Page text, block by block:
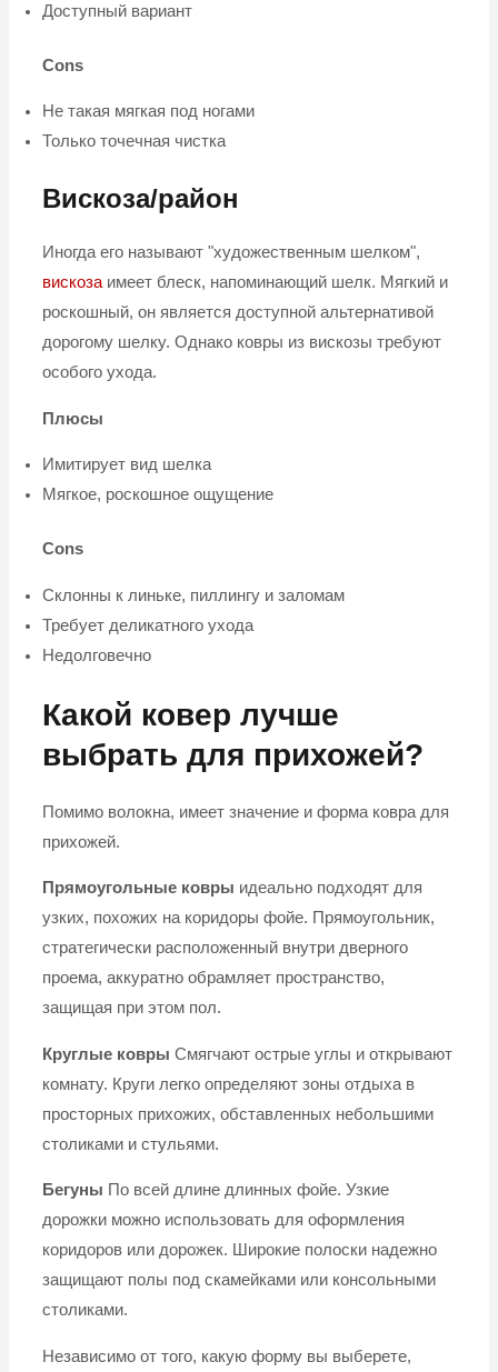
Доступный вариант
Cons
Не такая мягкая под ногами
Только точечная чистка
Вискоза/район
Иногда его называют "художественным шелком",
вискозаимеет блеск, напоминающий шелк. Мягкий и
роскошный, он является доступной альтернативой
дорогому шелку. Однако ковры из вискозы требуют
особого ухода.
Плюсы
Имитирует вид шелка
Мягкое, роскошное ощущение
Cons
Склонны к линьке, пиллингу и заломам
Требует деликатного ухода
Недолговечно
Какой ковер лучше
выбрать для прихожей?
Помимо волокна, имеет значение и форма ковра для
прихожей.
Прямоугольные ковры идеально подходят для
узких, похожих на коридоры фойе. Прямоугольник,
стратегически расположенный внутри дверного
проема, аккуратно обрамляет пространство,
защищая при этом пол.
Круглые ковры Смягчают острые углы и открывают
комнату. Круги легко определяют зоны отдыха в
просторных прихожих, обставленных небольшими
столиками и стульями.
Бегуны По всей длине длинных фойе. Узкие
дорожки можно использовать для оформления
коридоров или дорожек. Широкие полоски надежно
защищают полы под скамейками или консольными
столиками.
Независимо от того, какую форму вы выберете,